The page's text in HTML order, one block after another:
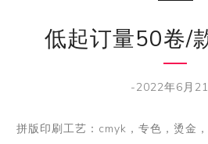
低起订量50卷/
-2022年6月
拼版印刷工艺：cmyk，专色，烫金